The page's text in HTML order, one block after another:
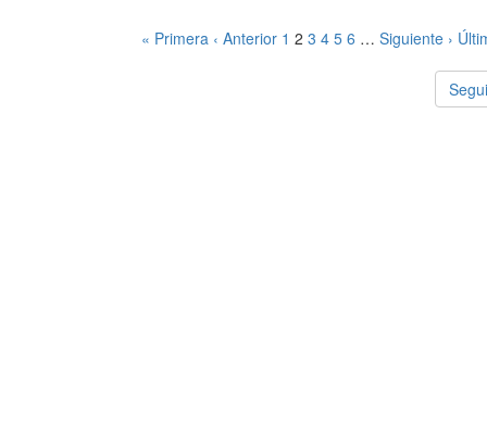
« Primera ‹ Anterior 1 2 3 4 5 6 … Siguiente ›